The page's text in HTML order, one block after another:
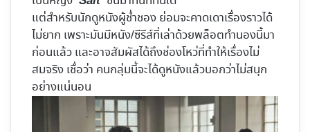
แต่สำหรับนักดูหนังผู้ช่ำชอง ย่อมจะคาดเดาเรื่องราวได้
ไม่ยาก เพราะมันมีหนัง/ซีรีส์ที่เล่าด้วยพล็อตทำนองนี้มา
ก่อนแล้ว และอาจสัมผัสได้ถึงช่องโหว่ที่ทำให้เรื่องไม่
สมจริง เชื่อว่า คนกลุ่มนี้จะได้ดูหนังแล้วบอกว่าไม่สนุก
อย่างแน่นอน